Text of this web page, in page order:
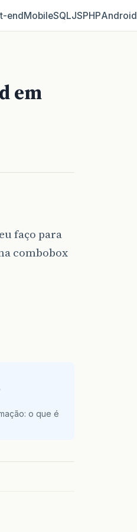
MobileSQLJSPHPAndroid
em
faço para
combobox
o que é